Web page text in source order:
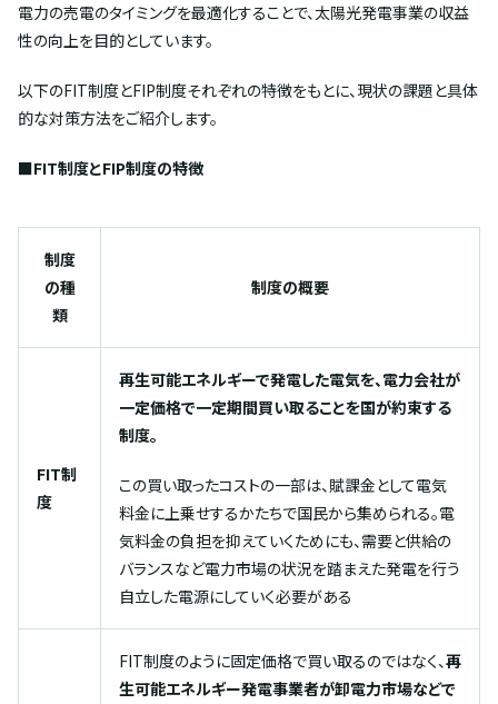
電力の売電のタイミングを最適化することで、太陽光発電事業の収益
性の向上を目的としています。
以下のFIT制度とFIP制度それぞれの特徴をもとに、現状の課題と具体
的な対策方法をご紹介します。
■FIT制度とFIP制度の特徴
制度
の種
類
制度の概要
FIT制
度
再生可能エネルギーで発電した電気を、電力会社が
一定価格で一定期間買い取ることを国が約束する
制度。
この買い取ったコストの一部は、賦課金として電気
料金に上乗せするかたちで国民から集められる。電
気料金の負担を抑えていくためにも、需要と供給の
バランスなど電力市場の状況を踏まえた発電を行う
自立した電源にしていく必要がある
FIT制度のように固定価格で買い取るのではなく、再
生可能エネルギー発電事業者が卸電力市場などで